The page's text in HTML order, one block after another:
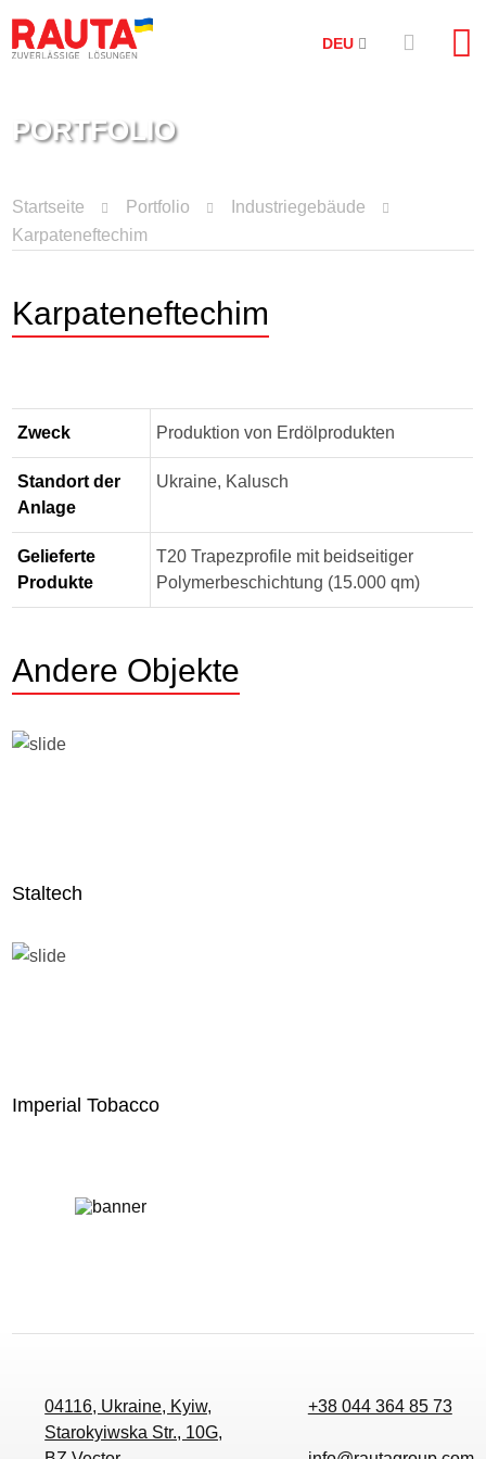
DEU
PORTFOLIO
Startseite Portfolio
Industriegebäude
Karpateneftechim
Karpateneftechim
Zweck Produktion von Erdölprodukten
Standort der
Anlage
Ukraine, Kalusch
Gelieferte
Produkte
T20 Trapezprofile mit beidseitiger
Polymerbeschichtung (15.000 qm)
Andere Objekte
Staltech
Imperial Tobacco
04116, Ukraine, Kyiw,
Starokyiwska Str., 10G,
+38 044 364 85 73